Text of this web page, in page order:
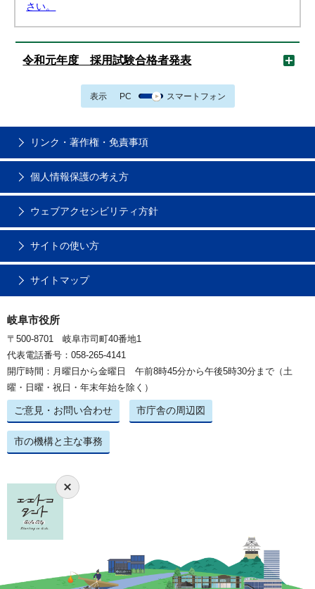
さい。
令和元年度 採用試験合格者発表
表示 PC スマートフォン
リンク・著作権・免責事項
個人情報保護の考え方
ウェブアクセシビリティ方針
サイトの使い方
サイトマップ
岐阜市役所
〒500-8701 岐阜市司町40番地1
代表電話番号：058-265-4141
開庁時間：月曜日から金曜日 午前8時45分から午後5時30分まで（土
曜・日曜・祝日・年末年始を除く）
ご意見・お問い合わせ 市庁舎の周辺図
市の機構と主な事務